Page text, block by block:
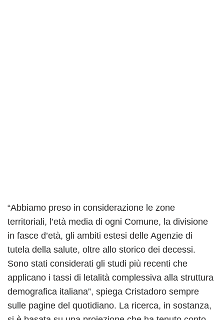
“Abbiamo preso in considerazione le zone
territoriali, l’età media di ogni Comune, la divisione
in fasce d’età, gli ambiti estesi delle Agenzie di
tutela della salute, oltre allo storico dei decessi.
Sono stati considerati gli studi più recenti che
applicano i tassi di letalità complessiva alla struttura
demografica italiana”, spiega Cristadoro sempre
sulle pagine del quotidiano. La ricerca, in sostanza,